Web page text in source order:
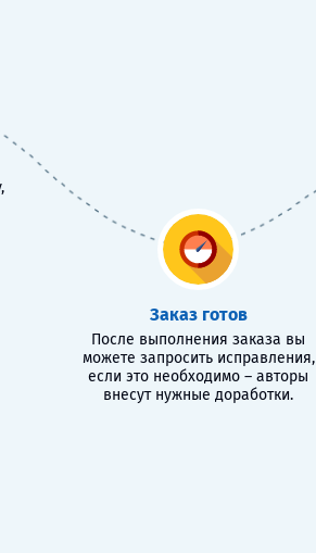
Заказ готов
После выполнения заказа вы
можете запросить исправления,
если это необходимо – авторы
внесут нужные доработки.